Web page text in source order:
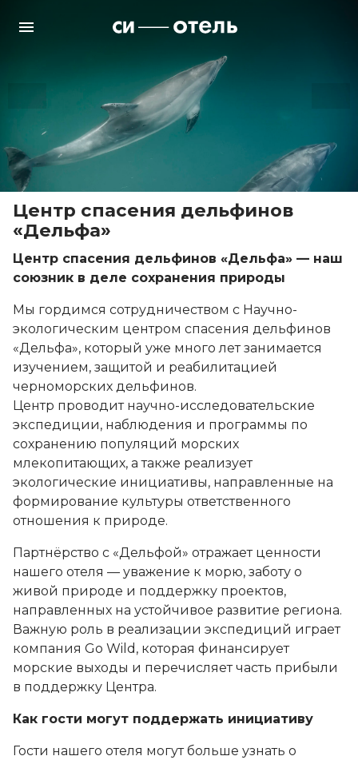
Центр спасения дельфинов
«Дельфа»
Центр спасения дельфинов «Дельфа» — наш
союзник в деле сохранения природы
Мы гордимся сотрудничеством с Научно-
экологическим центром спасения дельфинов
«Дельфа», который уже много лет занимается
изучением, защитой и реабилитацией
черноморских дельфинов.
Центр проводит научно-исследовательские
экспедиции, наблюдения и программы по
сохранению популяций морских
млекопитающих, а также реализует
экологические инициативы, направленные на
формирование культуры ответственного
отношения к природе.
Партнёрство с «Дельфой» отражает ценности
нашего отеля — уважение к морю, заботу о
живой природе и поддержку проектов,
направленных на устойчивое развитие региона.
Важную роль в реализации экспедиций играет
компания Go Wild, которая финансирует
морские выходы и перечисляет часть прибыли
в поддержку Центра.
Как гости могут поддержать инициативу
Гости нашего отеля могут больше узнать о